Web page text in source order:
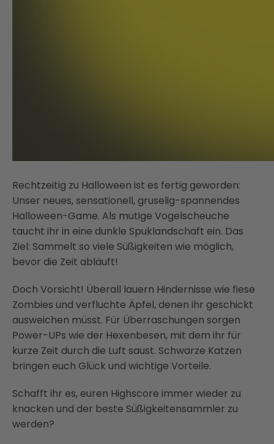
Rechtzeitig zu Halloween ist es fertig geworden:
Unser neues, sensationell, gruselig-spannendes
Halloween-Game. Als mutige Vogelscheuche
taucht ihr in eine dunkle Spuklandschaft ein. Das
Ziel: Sammelt so viele Süßigkeiten wie möglich,
bevor die Zeit abläuft!
Doch Vorsicht! Überall lauern Hindernisse wie fiese
Zombies und verfluchte Äpfel, denen ihr geschickt
ausweichen müsst. Für Überraschungen sorgen
Power-UPs wie der Hexenbesen, mit dem ihr für
kurze Zeit durch die Luft saust. Schwarze Katzen
bringen euch Glück und wichtige Vorteile.
Schafft ihr es, euren Highscore immer wieder zu
knacken und der beste Süßigkeitensammler zu
werden?